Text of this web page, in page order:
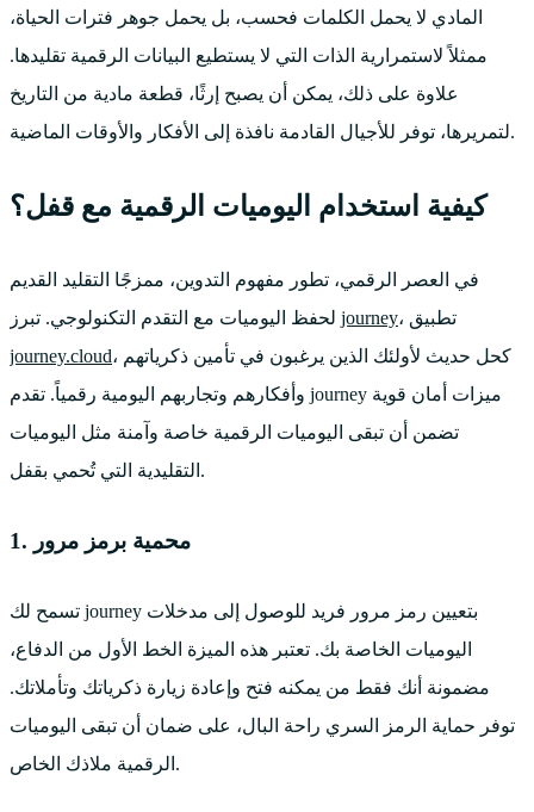
المادي لا يحمل الكلمات فحسب، بل يحمل جوهر فترات الحياة،
ممثلاً لاستمرارية الذات التي لا يستطيع البيانات الرقمية تقليدها.
علاوة على ذلك، يمكن أن يصبح إرثًا، قطعة مادية من التاريخ
لتمريرها، توفر للأجيال القادمة نافذة إلى الأفكار والأوقات الماضية.
كيفية استخدام اليوميات الرقمية مع قفل؟
في العصر الرقمي، تطور مفهوم التدوين، ممزجًا التقليد القديم
journey ، تطبيق
journey.cloud، كحل حديث لأولئك الذين يرغبون في تأمين ذكرياتهم
وأفكارهم وتجاربهم اليومية رقمياً. تقدم journey ميزات أمان قوية
تضمن أن تبقى اليوميات الرقمية خاصة وآمنة مثل اليوميات
التقليدية التي تُحمي بقفل.
1. محمية برمز مرور
تسمح لك journey بتعيين رمز مرور فريد للوصول إلى مدخلات
اليوميات الخاصة بك. تعتبر هذه الميزة الخط الأول من الدفاع،
مضمونة أنك فقط من يمكنه فتح وإعادة زيارة ذكرياتك وتأملاتك.
توفر حماية الرمز السري راحة البال، على ضمان أن تبقى اليوميات
الرقمية ملاذك الخاص.